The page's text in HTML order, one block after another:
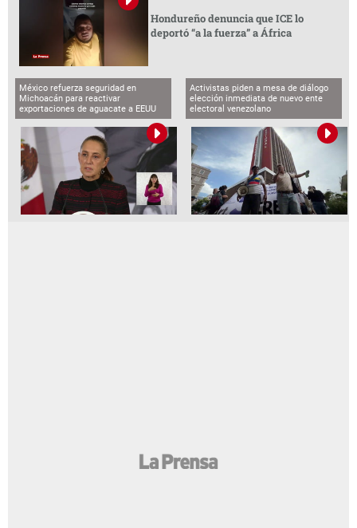
Hondureño denuncia que ICE lo
deportó “a la fuerza” a África
México refuerza seguridad en
Michoacán para reactivar
exportaciones de aguacate a EEUU
Activistas piden a mesa de diálogo
elección inmediata de nuevo ente
electoral venezolano